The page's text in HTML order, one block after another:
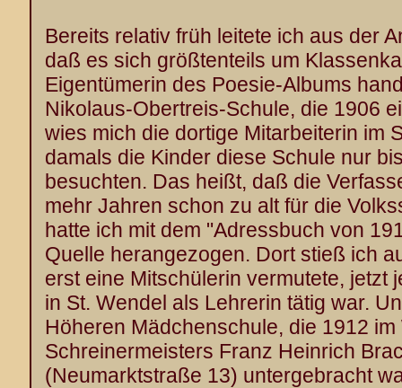
Bereits relativ früh leitete ich aus der
daß es sich größtenteils um
Eigentümerin des Poesie-Albums
Nikolaus-Obertreis-Schule, die 1906
wies mich die dortige Mitarbeiterin im
damals die Kinder diese Schule nur
besuchten. Das heißt, daß die
mehr Jahren schon zu alt für die
hatte ich mit dem "Adressbuch von
Quelle herangezogen. Dort stieß ich
erst eine Mitschülerin vermutete, jetzt
in St. Wendel als Lehrerin tätig war.
Höheren Mädchenschule, die 1912
Schreinermeisters Franz Heinrich
(Neumarktstraße 13) untergebracht